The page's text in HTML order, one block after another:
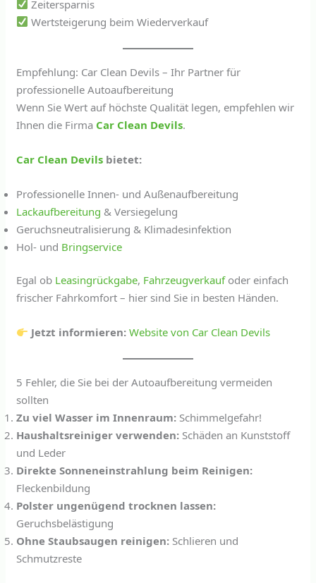
Zeitersparnis
Wertsteigerung beim Wiederverkauf
Empfehlung: Car Clean Devils – Ihr Partner für
professionelle Autoaufbereitung
Wenn Sie Wert auf höchste Qualität legen, empfehlen wir
Ihnen die Firma Car Clean Devils.
Car Clean Devils bietet:
Professionelle Innen- und Außenaufbereitung
Lackaufbereitung & Versiegelung
Geruchsneutralisierung & Klimadesinfektion
Hol- und Bringservice
Egal ob Leasingrückgabe, Fahrzeugverkaufoder einfach
frischer Fahrkomfort – hier sind Sie in besten Händen.
Jetzt informieren: Website von Car Clean Devils
5 Fehler, die Sie bei der Autoaufbereitung vermeiden
sollten
Zu viel Wasser im Innenraum: Schimmelgefahr!
Haushaltsreiniger verwenden: Schäden an Kunststoff
und Leder
Direkte Sonneneinstrahlung beim Reinigen:
Fleckenbildung
Polster ungenügend trocknen lassen:
Geruchsbelästigung
Ohne Staubsaugen reinigen: Schlieren und
Schmutzreste